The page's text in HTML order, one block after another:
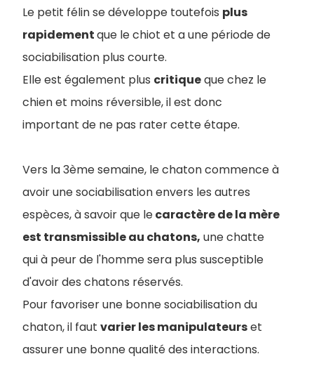
Le petit félin se développe toutefois plus
rapidementque le chiot et a une période de
sociabilisation plus courte.
Elle est également plus critiqueque chez le
chien et moins réversible, il est donc
important de ne pas rater cette étape.
Vers la 3ème semaine, le chaton commence à
avoir une sociabilisation envers les autres
espèces, à savoir que lecaractère de la mère
est transmissible au chatons, une chatte
qui à peur de l'homme sera plus susceptible
d'avoir des chatons réservés.
Pour favoriser une bonne sociabilisation du
chaton, il faut varier les manipulateurset
assurer une bonne qualité des interactions.